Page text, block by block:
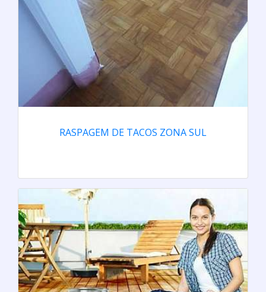
RASPAGEM DE TACOS ZONA SUL